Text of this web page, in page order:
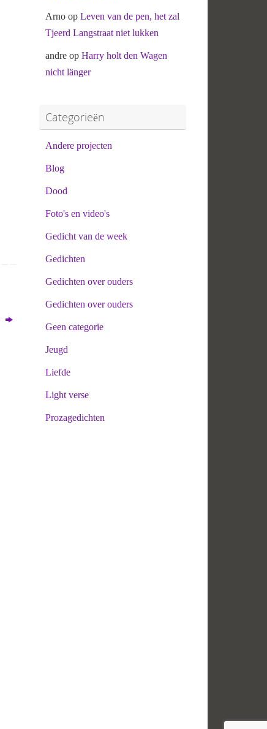
Arno op Leven van de pen, het zal
Tjeerd Langstraat niet lukken
andre op Harry holt den Wagen
nicht länger
Categorieën
Andere projecten
Blog
Dood
Foto's en video's
Gedicht van de week
Gedichten
Gedichten over ouders
Gedichten over ouders
Geen categorie
Jeugd
Liefde
Light verse
Prozagedichten